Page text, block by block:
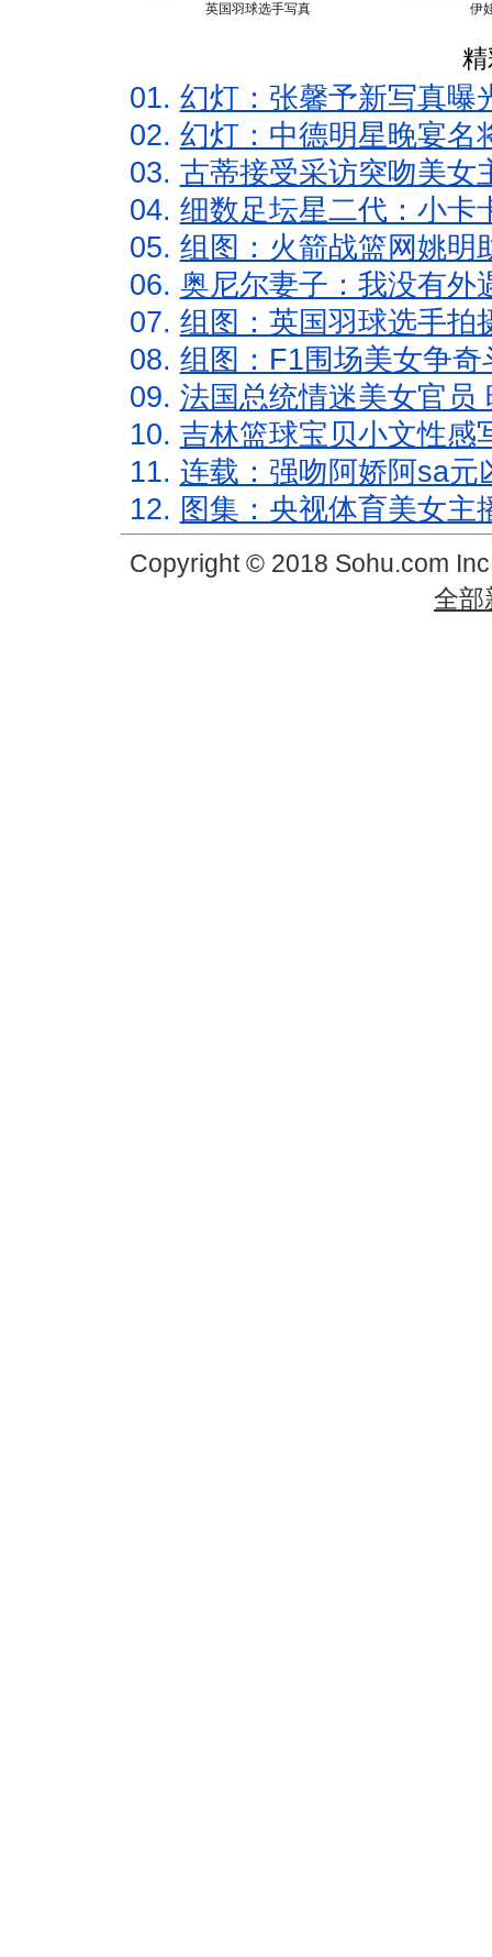
英国羽球选手写真 伊
01. 幻灯：张馨予新写真曝
02. 幻灯：中德明星晚宴名
03. 古蒂接受采访突吻美女
04. 细数足坛星二代：小卡
05. 组图：火箭战篮网姚明
06. 奥尼尔妻子：我没有外
07. 组图：英国羽球选手拍
08. 组图：F1围场美女争
09. 法国总统情迷美女官员
10. 吉林篮球宝贝小文性感
11. 连载：强吻阿娇阿sa元
12. 图集：央视体育美女主
Copyright © 2018 Sohu.com
全部